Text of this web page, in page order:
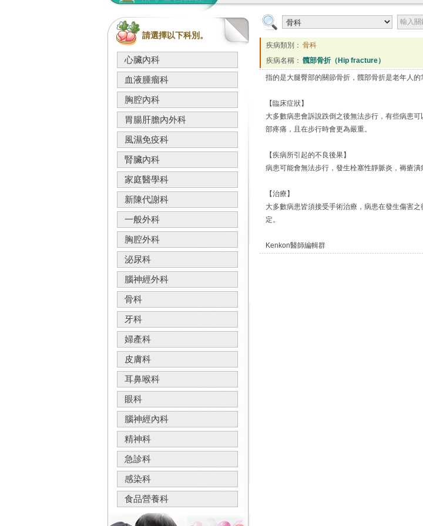
請選擇以下科別。
心臟內科
血液腫瘤科
胸腔內科
胃腸肝膽內外科
風濕免疫科
腎臟內科
家庭醫學科
新陳代謝科
一般外科
胸腔外科
泌尿科
腦神經外科
骨科
牙科
婦產科
皮膚科
耳鼻喉科
眼科
腦神經內科
精神科
急診科
感染科
食品營養科
疾病類別： 骨科
疾病名稱： 髖部骨折（Hip fracture）
指的是大腿臀部的關節骨折，髖部骨折是老年人
【臨床症狀】
大多數病患會訴說跌倒之後無法步行，有些病患
部疼痛，且在步行時會更為嚴重。
【疾病所引起的不良後果】
病患可能會無法步行，發生栓塞性靜脈炎，褥瘡
【治療】
大多數病患皆須接受手術治療，病患在發生傷害
定。
Kenkon醫師編輯群